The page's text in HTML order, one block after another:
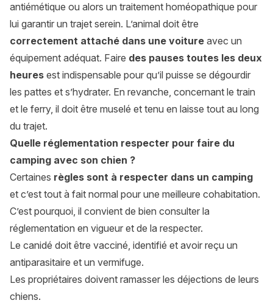
antiémétique ou alors un traitement homéopathique pour
lui garantir un trajet serein. L’animal doit être
correctement attaché dans une voiture avec un
équipement adéquat. Faire des pauses toutes les deux
heures est indispensable pour qu’il puisse se dégourdir
les pattes et s’hydrater. En revanche, concernant le train
et le ferry, il doit être muselé et tenu en laisse tout au long
du trajet.
Quelle réglementation respecter pour faire du
camping avec son chien ?
Certaines règles sont à respecter dans un camping
et c’est tout à fait normal pour une meilleure cohabitation.
C’est pourquoi, il convient de bien consulter la
réglementation en vigueur et de la respecter.
Le canidé doit être vacciné, identifié et avoir reçu un
antiparasitaire et un vermifuge.
Les propriétaires doivent ramasser les déjections de leurs
chiens.